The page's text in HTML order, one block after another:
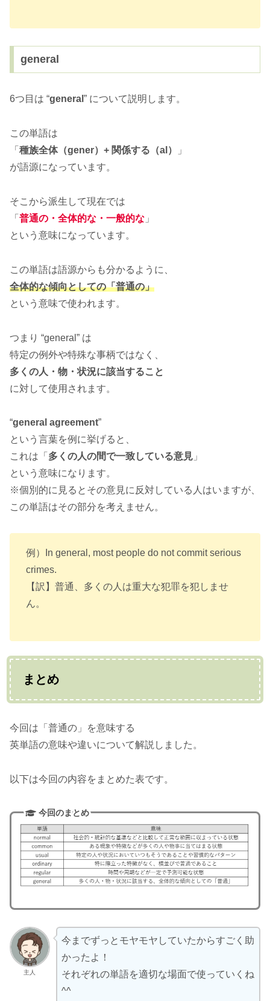
general
6つ目は “general ” について説明します。
この単語は
「 種族全体（gener）+ 関係する（al）
」
が語源になっています。
そこから派生して現在では
「 普通の・全体的な・一般的な 」
という意味になっています。
この単語は語源からも分かるように、
全体的な傾向としての「普通の」
という意味で使われます。
つまり “general” は
特定の例外や特殊な事柄ではなく、
多くの人・物・状況に該当すること
に対して使用されます。
“general agreement”
という言葉を例に挙げると、
これは「 多くの人の間で一致している意見 」
という意味になります。
※個別的に見るとその意見に反対している人はいますが、
この単語はその部分を考えません。
例）In general, most people do not commit serious
crimes.
【訳】普通、多くの人は重大な犯罪を犯しませ
ん。
まとめ
今回は「普通の」を意味する
英単語の意味や違いについて解説しました。
以下は今回の内容をまとめた表です。
今回のまとめ
主人
今までずっとモヤモヤしていたからすごく助
かったよ！
それぞれの単語を適切な場面で使っていくね
^^